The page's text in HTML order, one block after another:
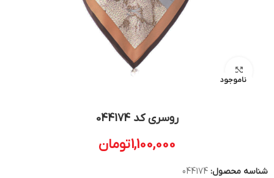
ناموجود
روسری کد 044174
1,100,000تومان
شناسه محصول: 044174